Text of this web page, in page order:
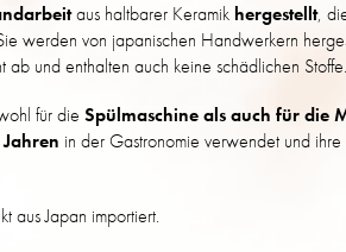
aus haltbarer Keramik hergestellt,
werden von japanischen Handwerkern
ab und enthalten auch keine schädlichen Stoffe.
für die Spülmaschine als auch für die
in der Gastronomie verwendet und
aus Japan importiert.